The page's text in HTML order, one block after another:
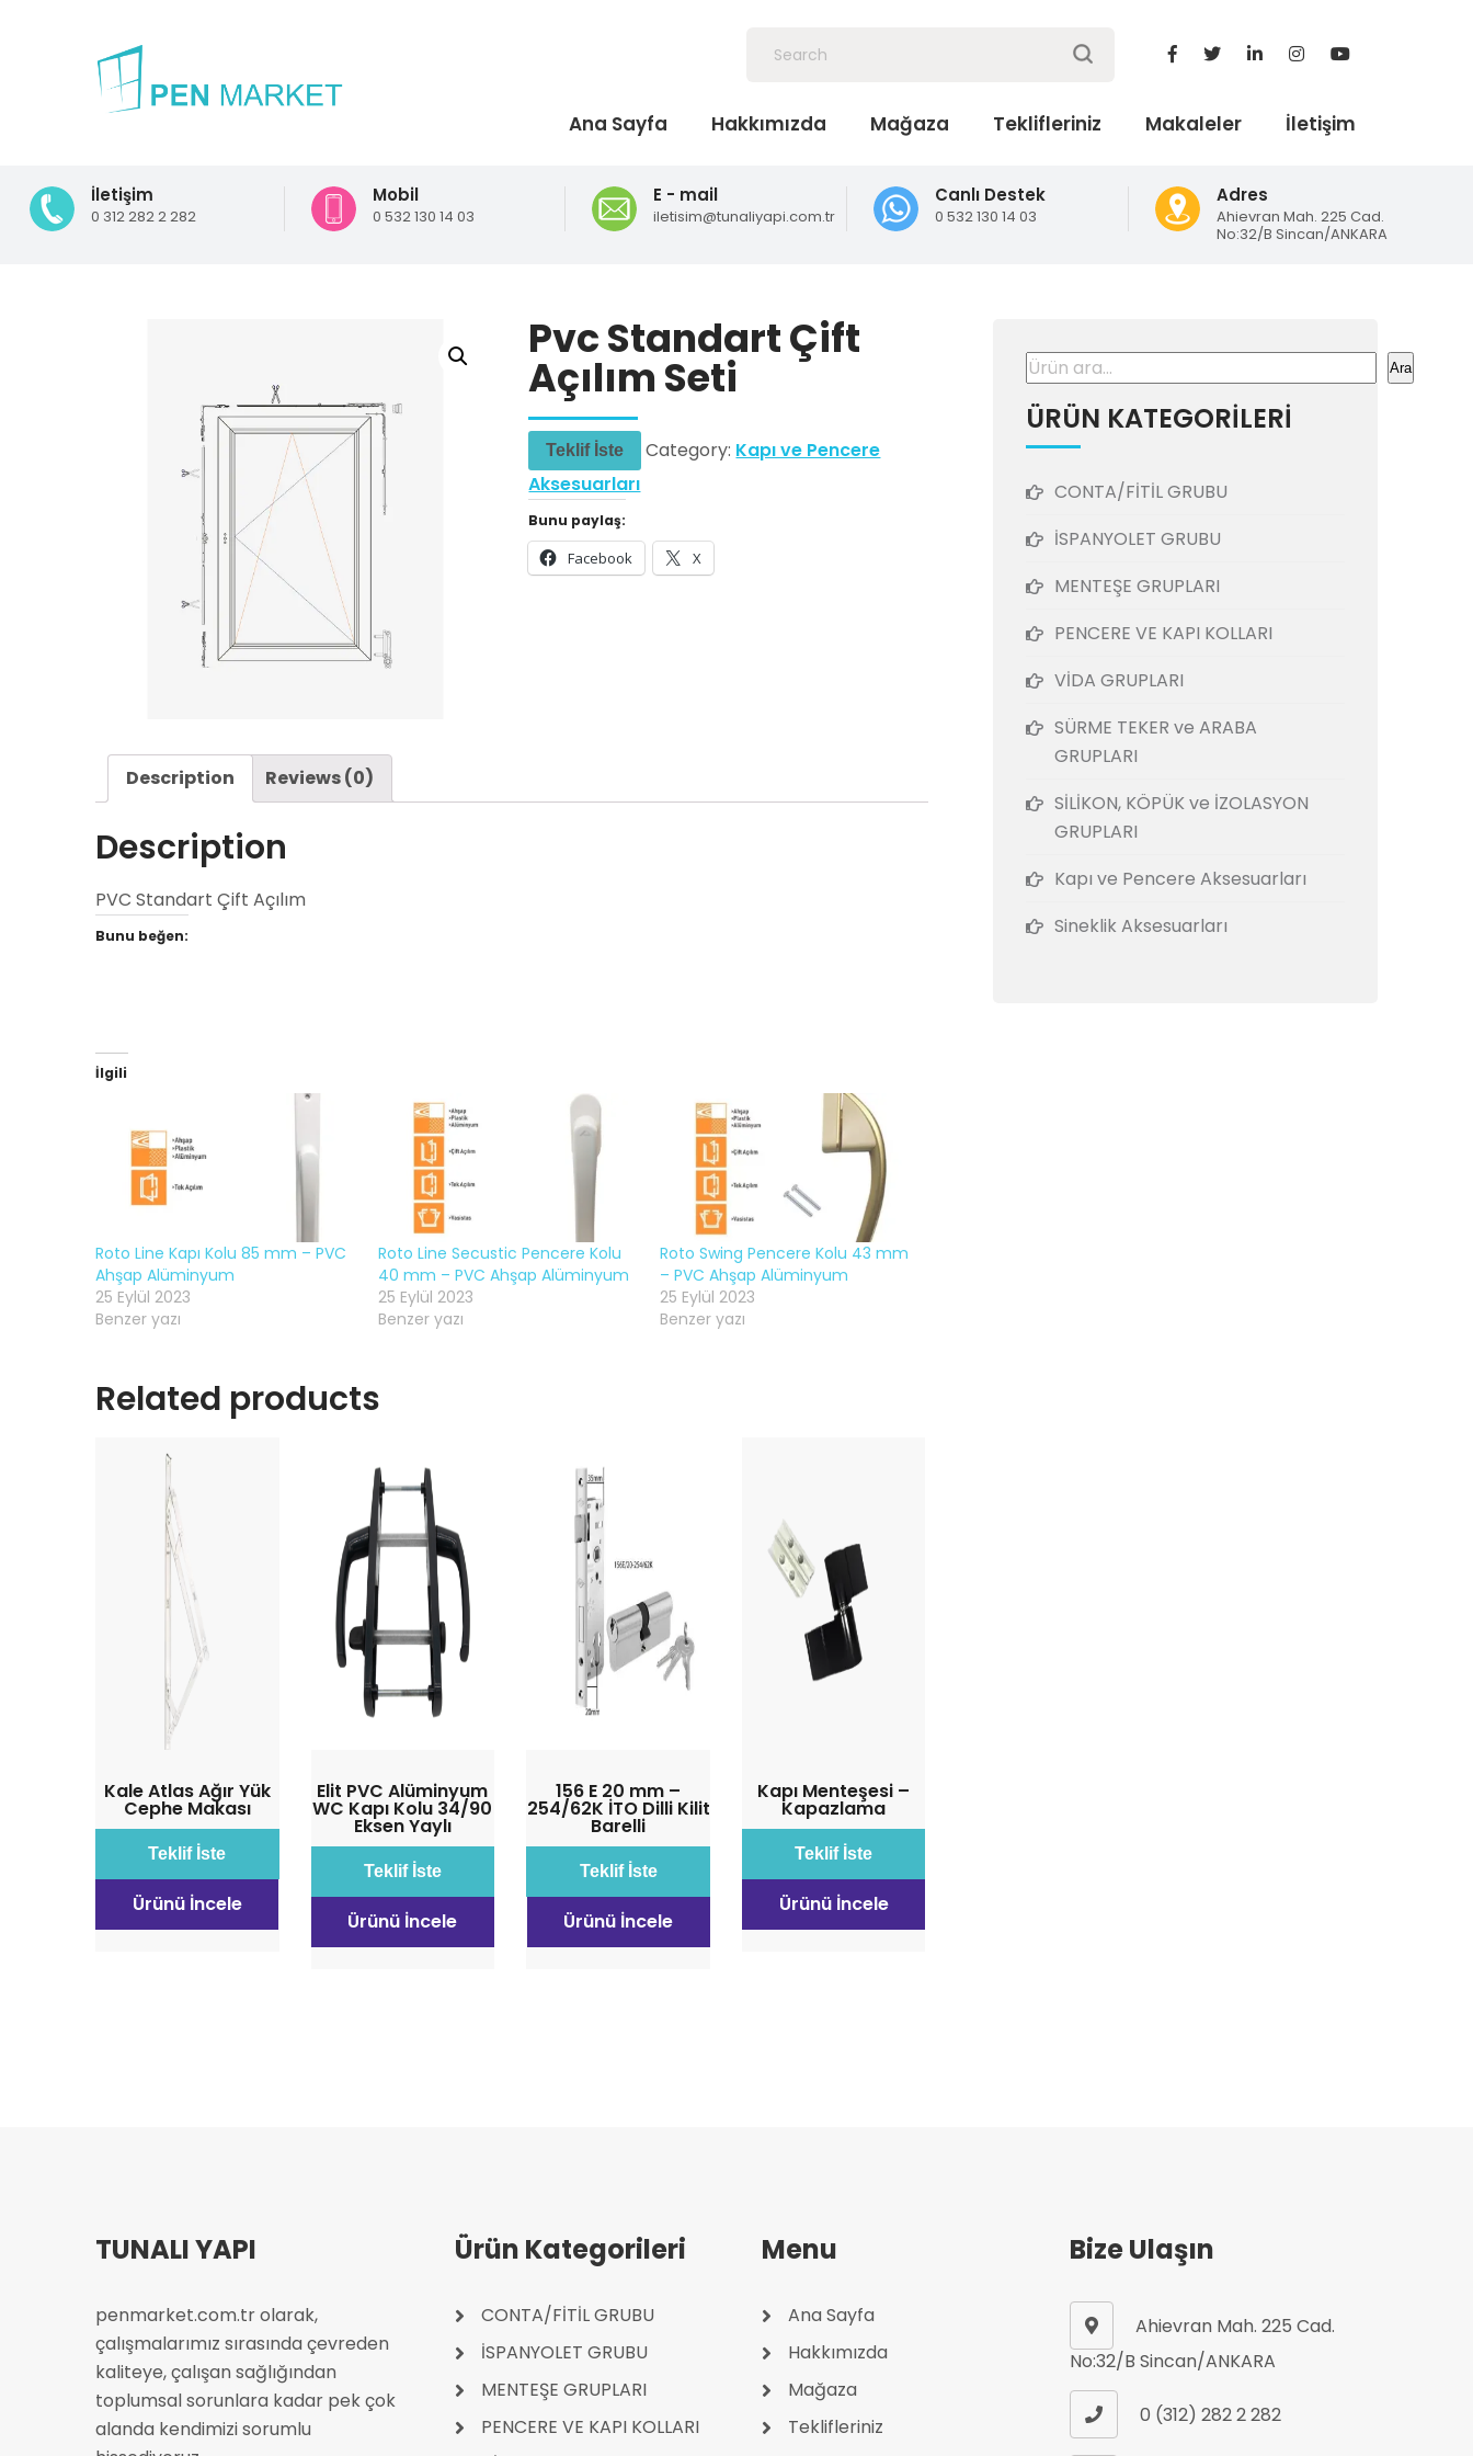
Ana Sayfa Hakkımızda Mağaza Teklifleriniz Makaleler İletişim
İletişim
0 312 282 2 282
Mobil
0 532 130 14 03
E - mail
iletisim@tunaliyapi.com.tr
Canlı Destek
0 532 130 14 03
Adres
Ahievran Mah. 225 Cad.
No:32/B Sincan/ANKARA
Pvc Standart Çift
Açılım Seti
Teklif İste Category: Kapı ve Pencere
Aksesuarları
Bunu paylaş:
Facebook X
Description Reviews (0)
Description
PVC Standart Çift Açılım
Bunu beğen:
İlgili
Roto Line Kapı Kolu 85 mm – PVC
Ahşap Alüminyum
25 Eylül 2023
Benzer yazı
Roto Line Secustic Pencere Kolu
40 mm – PVC Ahşap Alüminyum
25 Eylül 2023
Benzer yazı
Roto Swing Pencere Kolu 43 mm
– PVC Ahşap Alüminyum
25 Eylül 2023
Benzer yazı
Related products
Kale Atlas Ağır Yük
Cephe Makası
Teklif İste
Ürünü İncele
Elit PVC Alüminyum
WC Kapı Kolu 34/90
Eksen Yaylı
Teklif İste
Ürünü İncele
156 E 20 mm –
254/62K İTO Dilli Kilit
Barelli
Teklif İste
Ürünü İncele
Kapı Menteşesi –
Kapazlama
Teklif İste
Ürünü İncele
Ara Ara
ÜRÜN KATEGORİLERİ
CONTA/FİTİL GRUBU
İSPANYOLET GRUBU
MENTEŞE GRUPLARI
PENCERE VE KAPI KOLLARI
VİDA GRUPLARI
SÜRME TEKER ve ARABA
GRUPLARI
SİLİKON, KÖPÜK ve İZOLASYON
GRUPLARI
Kapı ve Pencere Aksesuarları
Sineklik Aksesuarları
TUNALI YAPI
penmarket.com.tr olarak,
çalışmalarımız sırasında çevreden
kaliteye, çalışan sağlığından
toplumsal sorunlara kadar pek çok
alanda kendimizi sorumlu
Ürün Kategorileri
CONTA/FİTİL GRUBU
İSPANYOLET GRUBU
MENTEŞE GRUPLARI
PENCERE VE KAPI KOLLARI
Menu
Ana Sayfa
Hakkımızda
Mağaza
Teklifleriniz
Bize Ulaşın
Ahievran Mah. 225 Cad.
No:32/B Sincan/ANKARA
0 (312) 282 2 282